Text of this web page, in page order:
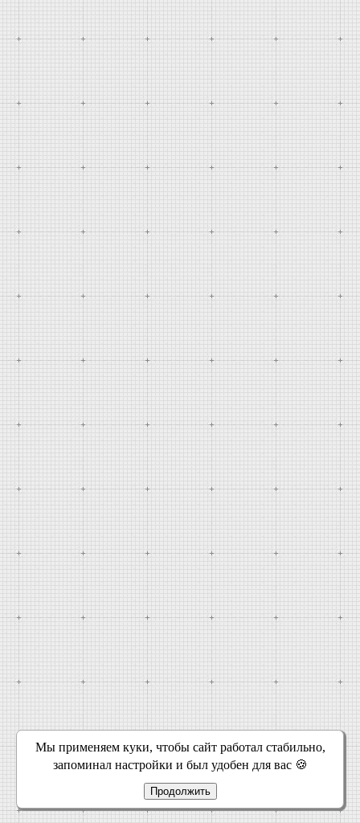
Мы применяем куки, чтобы сайт работал стабильно,
запоминал настройки и был удобен для вас 🍪
Продолжить